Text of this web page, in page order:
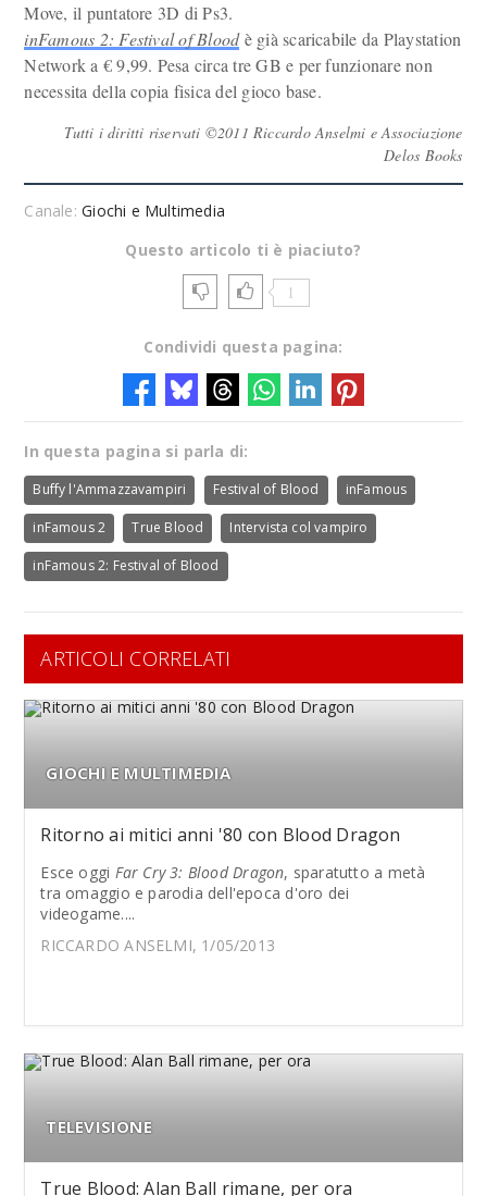
Move, il puntatore 3D di Ps3.
inFamous 2: Festival of Bloodè già scaricabile da Playstation
Network a € 9,99. Pesa circa tre GB e per funzionare non
necessita della copia fisica del gioco base.
Tutti i diritti riservati ©2011 Riccardo Anselmi e Associazione
Delos Books
Canale:Giochi e Multimedia
Questo articolo ti è piaciuto?
1
Condividi questa pagina:
In questa pagina si parla di:
Buffy l'Ammazzavampiri Festival of Blood inFamous
inFamous 2 True Blood Intervista col vampiro
inFamous 2: Festival of Blood
ARTICOLI CORRELATI
GIOCHI E MULTIMEDIA
Ritorno ai mitici anni '80 con Blood Dragon
Esce oggi Far Cry 3: Blood Dragon, sparatutto a metà
tra omaggio e parodia dell'epoca d'oro dei
videogame....
RICCARDO ANSELMI, 1/05/2013
TELEVISIONE
True Blood: Alan Ball rimane, per ora